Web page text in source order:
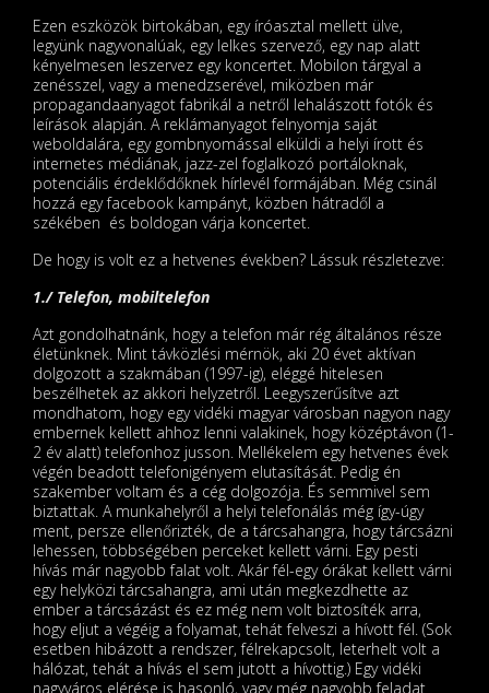
Ezen eszközök birtokában, egy íróasztal mellett ülve,
legyünk nagyvonalúak, egy lelkes szervező, egy nap alatt
kényelmesen leszervez egy koncertet. Mobilon tárgyal a
zenésszel, vagy a menedzserével, miközben már
propagandaanyagot fabrikál a netről lehalászott fotók és
leírások alapján. A reklámanyagot felnyomja saját
weboldalára, egy gombnyomással elküldi a helyi írott és
internetes médiának, jazz-zel foglalkozó portáloknak,
potenciális érdeklődőknek hírlevél formájában. Még csinál
hozzá egy facebook kampányt, közben hátradől a
székében és boldogan várja koncertet.
De hogy is volt ez a hetvenes években? Lássuk részletezve:
1./ Telefon, mobiltelefon
Azt gondolhatnánk, hogy a telefon már rég általános része
életünknek. Mint távközlési mérnök, aki 20 évet aktívan
dolgozott a szakmában (1997-ig), eléggé hitelesen
beszélhetek az akkori helyzetről. Leegyszerűsítve azt
mondhatom, hogy egy vidéki magyar városban nagyon nagy
embernek kellett ahhoz lenni valakinek, hogy középtávon (1-
2 év alatt) telefonhoz jusson. Mellékelem egy hetvenes évek
végén beadott telefonigényem elutasítását. Pedig én
szakember voltam és a cég dolgozója. És semmivel sem
biztattak. A munkahelyről a helyi telefonálás még így-úgy
ment, persze ellenőrizték, de a tárcsahangra, hogy tárcsázni
lehessen, többségében perceket kellett várni. Egy pesti
hívás már nagyobb falat volt. Akár fél-egy órákat kellett várni
egy helyközi tárcsahangra, ami után megkezdhette az
ember a tárcsázást és ez még nem volt biztosíték arra,
hogy eljut a végéig a folyamat, tehát felveszi a hívott fél. (Sok
esetben hibázott a rendszer, félrekapcsolt, leterhelt volt a
hálózat, tehát a hívás el sem jutott a hívottig.) Egy vidéki
nagyváros elérése is hasonló, vagy még nagyobb feladat